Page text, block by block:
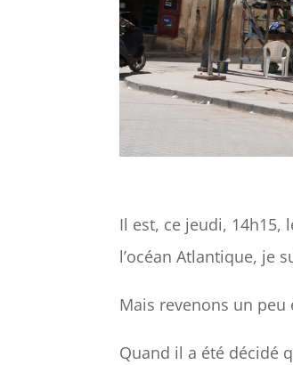
Il est, ce jeudi, 14h15,
l’océan Atlantique, je
Mais revenons un peu
Quand il a été décidé